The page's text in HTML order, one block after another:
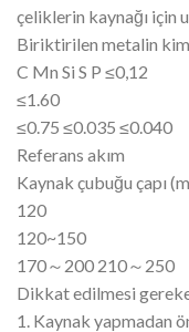
çeliklerin kaynağı için
Biriktirilen metalin
C Mn Si S P ≤0,12
≤1.60
≤0.75 ≤0.035 ≤0.040
Referans akım
Kaynak çubuğu çapı
120
120~150
170～200 210～250
Dikkat edilmesi
1. Kaynak yapmadan